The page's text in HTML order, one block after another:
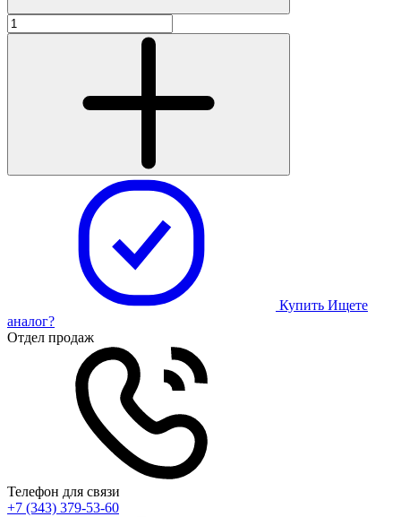
Купить Ищете
аналог?
Отдел продаж
Телефон для связи
+7 (343) 379-53-60